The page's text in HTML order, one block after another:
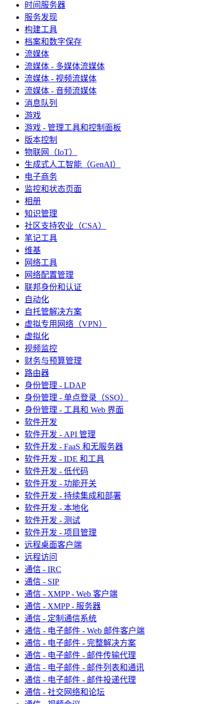
时间服务器
服务发现
构建工具
档案和数字保存
流媒体
流媒体 - 多媒体流媒体
流媒体 - 视频流媒体
流媒体 - 音频流媒体
消息队列
游戏
游戏 - 管理工具和控制面板
版本控制
物联网（IoT）
生成式人工智能（GenAI）
电子商务
监控和状态页面
相册
知识管理
社区支持农业（CSA）
笔记工具
维基
网络工具
网络配置管理
联邦身份和认证
自动化
自托管解决方案
虚拟专用网络（VPN）
虚拟化
视频监控
财务与预算管理
路由器
身份管理 - LDAP
身份管理 - 单点登录（SSO）
身份管理 - 工具和 Web 界面
软件开发
软件开发 - API 管理
软件开发 - FaaS 和无服务器
软件开发 - IDE 和工具
软件开发 - 低代码
软件开发 - 功能开关
软件开发 - 持续集成和部署
软件开发 - 本地化
软件开发 - 测试
软件开发 - 项目管理
远程桌面客户端
远程访问
通信 - IRC
通信 - SIP
通信 - XMPP - Web 客户端
通信 - XMPP - 服务器
通信 - 定制通信系统
通信 - 电子邮件 - Web 邮件客户端
通信 - 电子邮件 - 完整解决方案
通信 - 电子邮件 - 邮件传输代理
通信 - 电子邮件 - 邮件列表和通讯
通信 - 电子邮件 - 邮件投递代理
通信 - 社交网络和论坛